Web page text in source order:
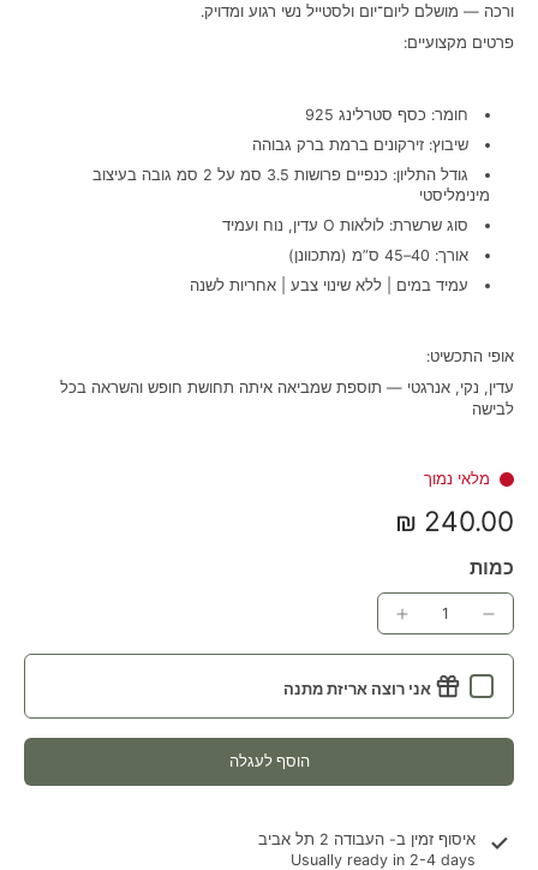
ורכה — מושלם ליום־יום ולסטייל נשי רגוע ומדויק.
פרטים מקצועיים:
חומר: כסף סטרלינג 925
שיבוץ: זירקונים ברמת ברק גבוהה
גודל התליון: כנפיים פרושות 3.5 סמ על 2 סמ גובה בעיצוב
מינימליסטי
סוג שרשרת: לולאות O עדין, נוח ועמיד
אורך: 40–45 ס”מ (מתכוונן)
עמיד במים | ללא שינוי צבע | אחריות לשנה
אופי התכשיט:
עדין, נקי, אנרגטי — תוספת שמביאה איתה תחושת חופש והשראה בכל
לבישה
מלאי נמוך
240.00 ₪
כמות
אני רוצה אריזת מתנה
הוסף לעגלה
איסוף זמין ב- העבודה 2 תל אביב
Usually ready in 2-4 days